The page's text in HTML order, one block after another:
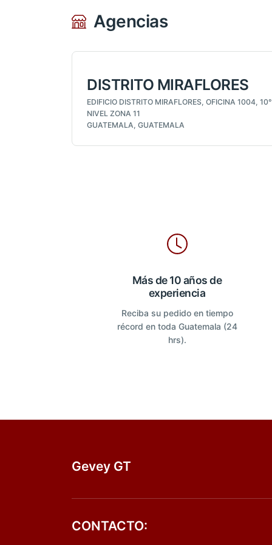
Agencias
DISTRITO MIRAFLORES
EDIFICIO DISTRITO MIRAFLORES, OFICINA 1004, 10°
NIVEL ZONA 11
GUATEMALA, GUATEMALA
Más de 10 años de
experiencia
Reciba su pedido en tiempo
récord en toda Guatemala (24
hrs).
Gevey GT
CONTACTO: